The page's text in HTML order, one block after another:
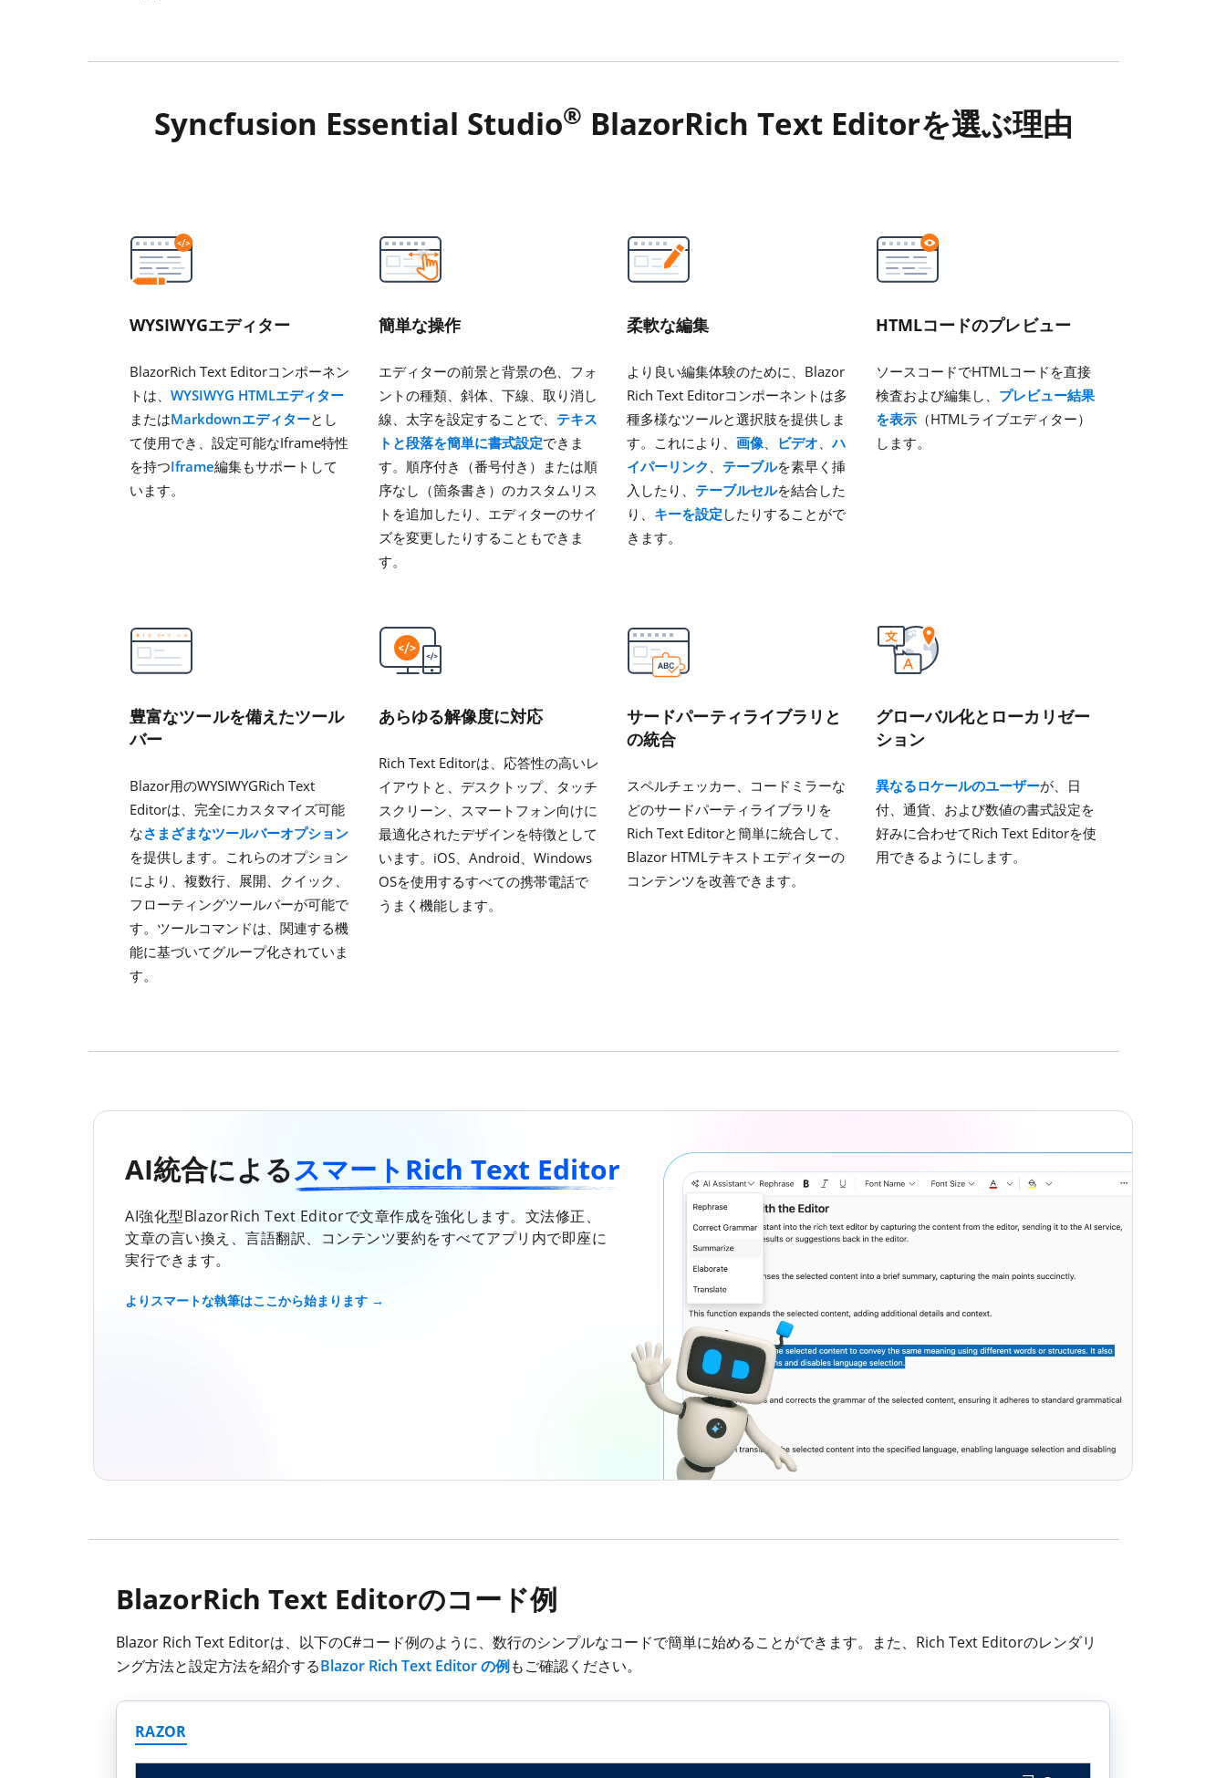
Syncfusion Essential Studio® BlazorRich Text Editorを選ぶ理由
WYSIWYGエディター
BlazorRich Text Editorコンポーネン
トは、 WYSIWYG HTMLエディター
またはMarkdownエディターとし
て使用でき、設定可能なIframe特性
を持つIframe編集もサポートして
います。
簡単な操作
エディターの前景と背景の色、フォ
ントの種類、斜体、下線、取り消し
線、太字を設定することで、 テキス
トと段落を簡単に書式設定できま
す。順序付き（番号付き）または順
序なし（箇条書き）のカスタムリス
トを追加したり、エディターのサイ
ズを変更したりすることもできま
す。
柔軟な編集
より良い編集体験のために、Blazor
Rich Text Editorコンポーネントは多
種多様なツールと選択肢を提供しま
す。これにより、 画像 ビデオ 、ハ
イパーリンク
テーブルを素早く挿
入したり、 テーブルセルを結合した
り、 キーを設定 したりすることがで
きます。
HTMLコードのプレビュー
ソースコードでHTMLコードを直接
検査および編集し、 プレビュー結果
を表示（HTMLライブエディター）
します。
豊富なツールを備えたツール
バー
Blazor用のWYSIWYGRich Text
Editorは、完全にカスタマイズ可能
なさまざまなツールバーオプション
を提供します。これらのオプション
により、複数行、展開、クイック、
フローティングツールバーが可能で
す。ツールコマンドは、関連する機
能に基づいてグループ化されていま
す。
あらゆる解像度に対応
Rich Text Editorは、応答性の高いレ
イアウトと、デスクトップ、タッチ
スクリーン、スマートフォン向けに
最適化されたデザインを特徴として
います。iOS、Android、Windows
OSを使用するすべての携帯電話で
うまく機能します。
サードパーティライブラリと
の統合
スペルチェッカー、コードミラーな
どのサードパーティライブラリを
Rich Text Editorと簡単に統合して、
Blazor HTMLテキストエディターの
コンテンツを改善できます。
グローバル化とローカリゼー
ション
異なるロケールのユーザーが、日
付、通貨、および数値の書式設定を
好みに合わせてRich Text Editorを使
用できるようにします。
AI統合によるスマートRich Text Editor
AI強化型BlazorRich Text Editorで文章作成を強化します。文法修正、
文章の言い換え、言語翻訳、コンテンツ要約をすべてアプリ内で即座に
実行できます。
よりスマートな執筆はここから始まります
BlazorRich Text Editorのコード例
Blazor Rich Text Editorは、以下のC#コード例のように、数行のシンプルなコードで簡単に始めることができます。また、Rich Text Editorのレンダリ
ング方法と設定方法を紹介するBlazor Rich Text Editor の例もご確認ください。
RAZOR